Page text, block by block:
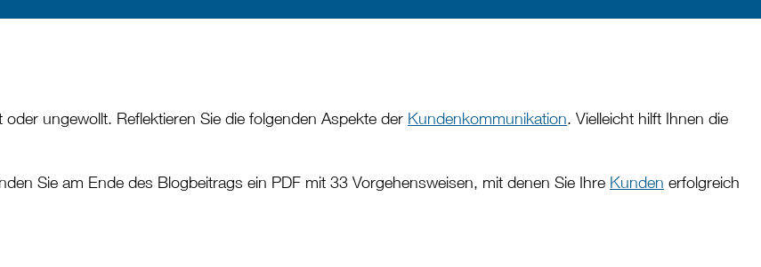
ungewollt. Reflektieren Sie die folgenden Aspekte der Kundenkommunikation. Vielleicht hilft Ihnen die
Sie am Ende des Blogbeitrags ein PDF mit 33 Vorgehensweisen, mit denen Sie Ihre Kunden erfolgreich